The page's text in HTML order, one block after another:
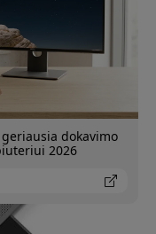
dokavimo
2026